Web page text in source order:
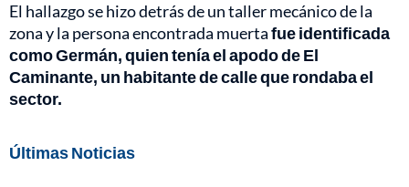
El hallazgo se hizo detrás de un taller mecánico de la
zona y la persona encontrada muertafue identificada
como Germán, quien tenía el apodo de El
Caminante, un habitante de calle que rondaba el
sector.
Últimas Noticias